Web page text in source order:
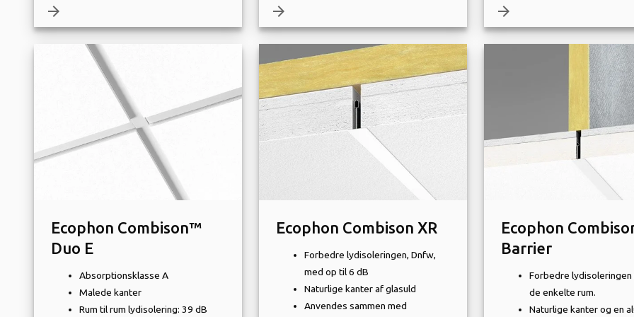
arrow_forward arrow_forward arrow_forward
Ecophon Combison™
Duo E
Absorptionsklasse A
Malede kanter
Rum til rum lydisolering: 39 dB
Ecophon Combison XR
Forbedre lydisoleringen, Dnfw,
med op til 6 dB
Naturlige kanter af glasuld
Anvendes sammen med
Ecophon
Barrier
Forbedre lydisoleringen
de enkelte rum.
Naturlige kanter og en